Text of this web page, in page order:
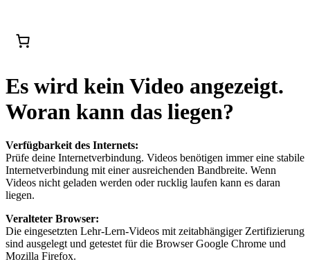
Es wird kein Video angezeigt.
Woran kann das liegen?
Verfügbarkeit des Internets:
Prüfe deine Internetverbindung. Videos benötigen immer eine stabile
Internetverbindung mit einer ausreichenden Bandbreite. Wenn
Videos nicht geladen werden oder rucklig laufen kann es daran
liegen.
Veralteter Browser:
Die eingesetzten Lehr-Lern-Videos mit zeitabhängiger Zertifizierung
sind ausgelegt und getestet für die Browser Google Chrome und
Mozilla Firefox.